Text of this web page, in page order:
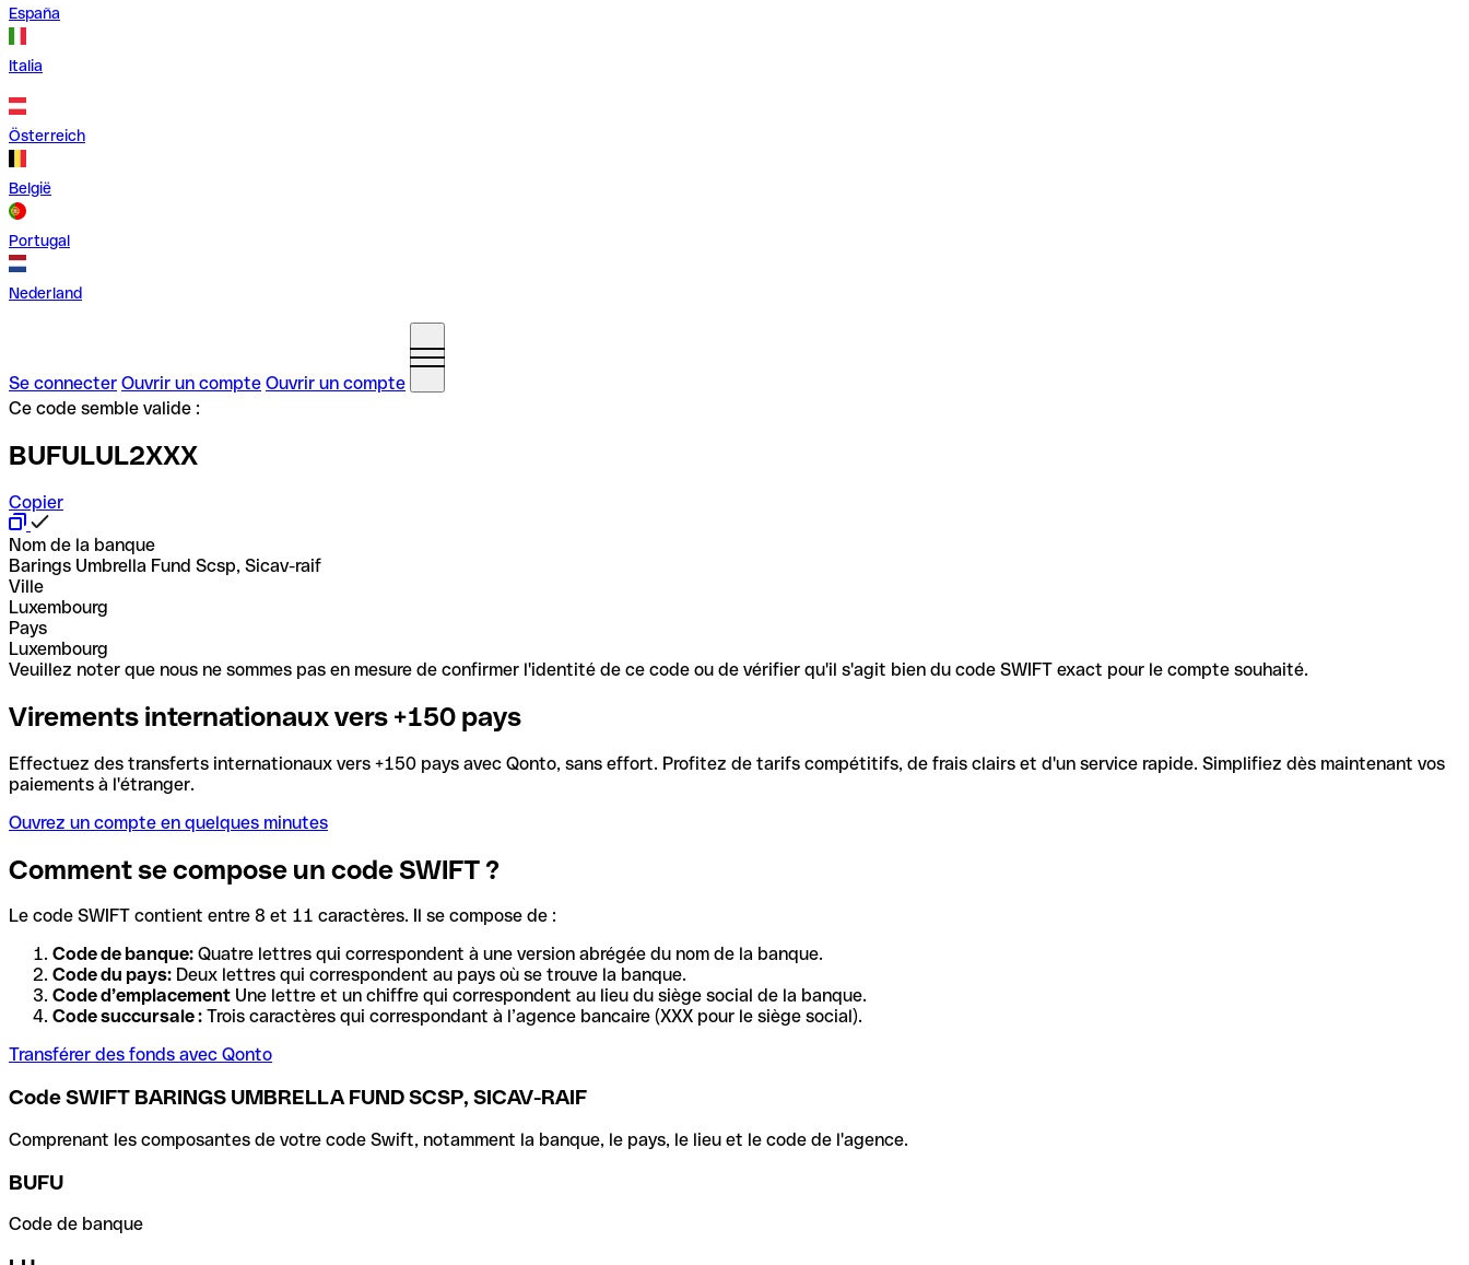
España
Italia
Österreich
België
Portugal
Nederland
Se connecter Ouvrir un compte Ouvrir un compte
Ce code semble valide :
BUFULUL2XXX
Copier
Nom de la banque
Barings Umbrella Fund Scsp, Sicav-raif
Ville
Luxembourg
Pays
Luxembourg
Veuillez noter que nous ne sommes pas en mesure de confirmer l'identité de ce code ou de vérifier qu'il s'agit bien du code SWIFT exact pour le compte souhaité.
Virements internationaux vers +150 pays
Effectuez des transferts internationaux vers +150 pays avec Qonto, sans effort. Profitez de tarifs compétitifs, de frais clairs et d'un service rapide. Simplifiez dès maintenant vos
paiements à l'étranger.
Ouvrez un compte en quelques minutes
Comment se compose un code SWIFT ?
Le code SWIFT contient entre 8 et 11 caractères. Il se compose de :
Code de banque: Quatre lettres qui correspondent à une version abrégée du nom de la banque.
Code du pays: Deux lettres qui correspondent au pays où se trouve la banque.
Code d’emplacement Une lettre et un chiffre qui correspondent au lieu du siège social de la banque.
Code succursale : Trois caractères qui correspondant à l’agence bancaire (XXX pour le siège social).
Transférer des fonds avec Qonto
Code SWIFT BARINGS UMBRELLA FUND SCSP, SICAV-RAIF
Comprenant les composantes de votre code Swift, notamment la banque, le pays, le lieu et le code de l'agence.
BUFU
Code de banque